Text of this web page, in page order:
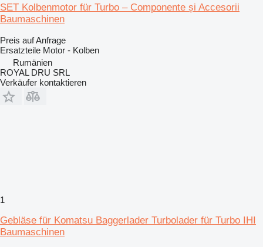
SET Kolbenmotor für Turbo – Componente și Accesorii
Baumaschinen
Preis auf Anfrage
Ersatzteile Motor - Kolben
Rumänien
ROYAL DRU SRL
Verkäufer kontaktieren
1
Gebläse für Komatsu Baggerlader Turbolader für Turbo IHI
Baumaschinen